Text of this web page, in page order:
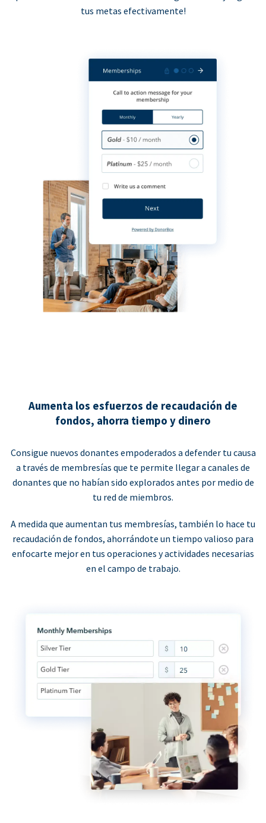
tus metas efectivamente!
Aumenta los esfuerzos de recaudación de
fondos, ahorra tiempo y dinero
Consigue nuevos donantes empoderados a defender tu causa
a través de membresías que te permite llegar a canales de
donantes que no habían sido explorados antes por medio de
tu red de miembros.
A medida que aumentan tus membresías, también lo hace tu
recaudación de fondos, ahorrándote un tiempo valioso para
enfocarte mejor en tus operaciones y actividades necesarias
en el campo de trabajo.